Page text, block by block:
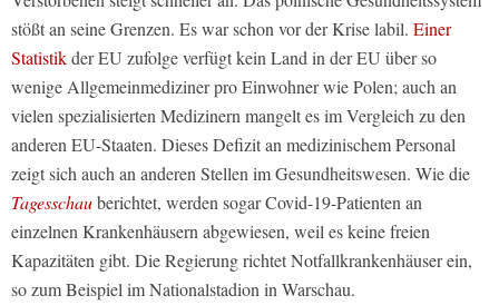
stößt an seine Grenzen. Es war schon vor der Krise labil. Einer
Statistikder EU zufolge verfügt kein Land in der EU über so
wenige Allgemeinmediziner pro Einwohner wie Polen; auch an
vielen spezialisierten Medizinern mangelt es im Vergleich zu den
anderen EU-Staaten. Dieses Defizit an medizinischem Personal
zeigt sich auch an anderen Stellen im Gesundheitswesen. Wie die
Tagesschauberichtet, werden sogar Covid-19-Patienten an
einzelnen Krankenhäusern abgewiesen, weil es keine freien
Kapazitäten gibt. Die Regierung richtet Notfallkrankenhäuser ein,
so zum Beispiel im Nationalstadion in Warschau.